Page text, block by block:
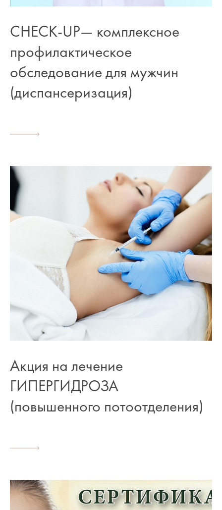
CHECK-UP— комплексное
профилактическое
обследование для мужчин
(диспансеризация)
Акция на лечение
ГИПЕРГИДРОЗА
(повышенного потоотделения)